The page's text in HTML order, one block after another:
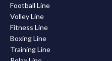
Football Line
Volley Line
Fitness Line
Boxing Line
Training Line